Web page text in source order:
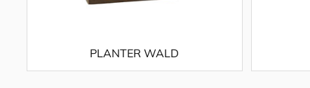
PLANTER WALD